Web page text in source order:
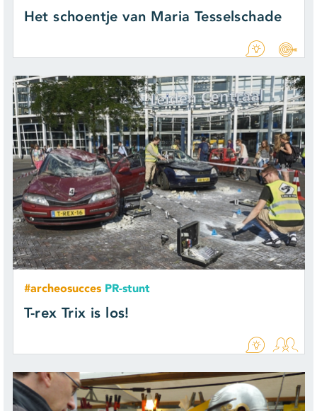
Het schoentje van Maria Tesselschade
#archeosucces PR-stunt
T-rex Trix is los!